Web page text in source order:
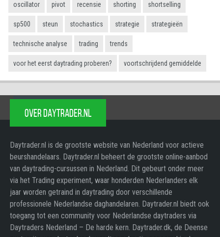
oscillator pivot recensie shorting shortselling
sp500 steun stochastics strategie strategieën
technische analyse trading trends
voor het eerst daytrading proberen? voortschrijdend gemiddelde
OVER DAYTRADER.NL
Daytrader.nl is de grootste website van Nederland voor actieve
beurshandelaars. Daytrader.nl beheert de grootste online-aanbod
van daytrading-cursussen in Nederland. Dit gebeurt onder meer
via het Trading experiment, waar honderden Nederlanders elk
jaar worden getraind in daytrading door verschillende
professionele Nederlandse daghandelaren. Daytrader.nl biedt ook
toegang tot een community voor Nederlandse daytraders via
Daytraders Nederland – De harde kern. Daytrader.dk, de Deense